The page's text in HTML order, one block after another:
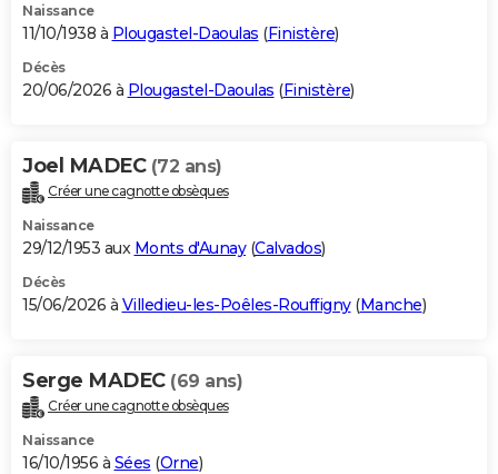
Naissance
11/10/1938 à Plougastel-Daoulas (Finistère)
Décès
20/06/2026 à Plougastel-Daoulas (Finistère)
Joel MADEC (72 ans)
Créer une cagnotte obsèques
Naissance
29/12/1953 aux Monts d'Aunay(Calvados)
Décès
15/06/2026 à Villedieu-les-Poêles-Rouffigny(Manche)
Serge MADEC (69 ans)
Créer une cagnotte obsèques
Naissance
16/10/1956 à Sées (Orne)